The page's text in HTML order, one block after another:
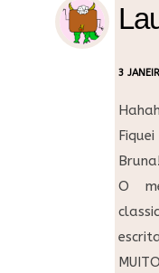
3
Bruna!
O